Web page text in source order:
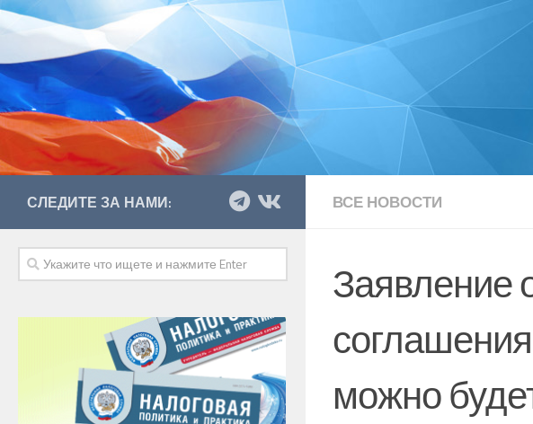
ВСЕ НОВОСТИ
Заявление
можно
СЛЕДИТЕ ЗА НАМИ: